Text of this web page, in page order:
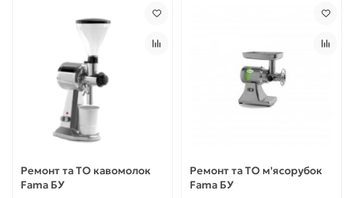
Ремонт та ТО кавомолок
Fama БУ
Ремонт та ТО м'ясорубок
Fama БУ